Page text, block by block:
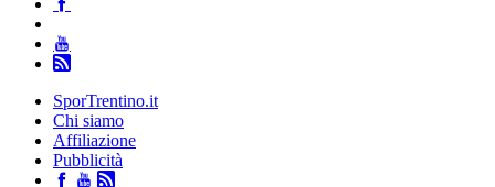
SporTrentino.it
Chi siamo
Affiliazione
Pubblicità